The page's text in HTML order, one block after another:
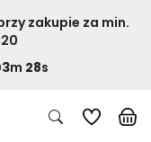
zakupie za min.
m 28s